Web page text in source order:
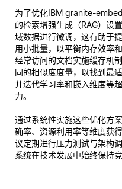
为了优化IBM granite-
的检索增强生成（RAG）设
域数据进行微调，这有助于
用小批量，以平衡内存效率
经常访问的文档实施缓存机
同的相似度度量，以找到最
并迭代学习率和嵌入维度等
力。
通过系统性实施这些优化方
确率、资源利用率等维度获
议定期进行压力测试与架构
系统在技术发展中始终保持竞